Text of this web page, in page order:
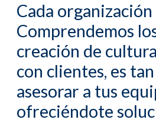
Cada
Comprendemos
creación de
con clientes, es
asesorar a tus
ofreciéndote